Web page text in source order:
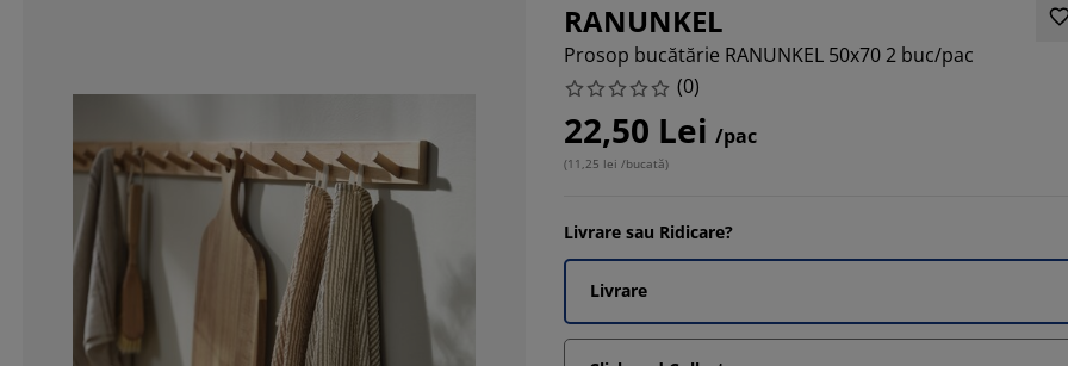
RANUNKEL
Prosop bucătărie RANUNKEL 50x70 2 buc/pac
(0)
22,50 Lei /pac
(11,25 lei /bucată)
Livrare sau Ridicare?
Livrare